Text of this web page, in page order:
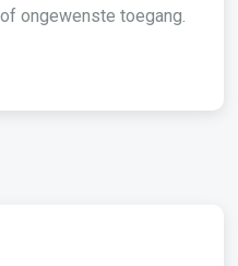
ongewenste toegang.